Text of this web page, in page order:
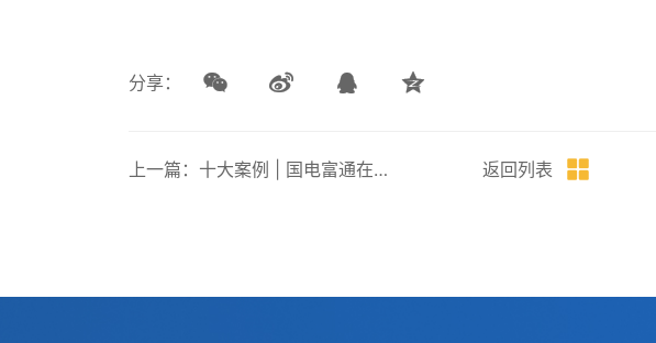
分享：
上一篇：十大案例 | 国电富通在海外被诉侵权，因这个事前动作快速化解 返回列表